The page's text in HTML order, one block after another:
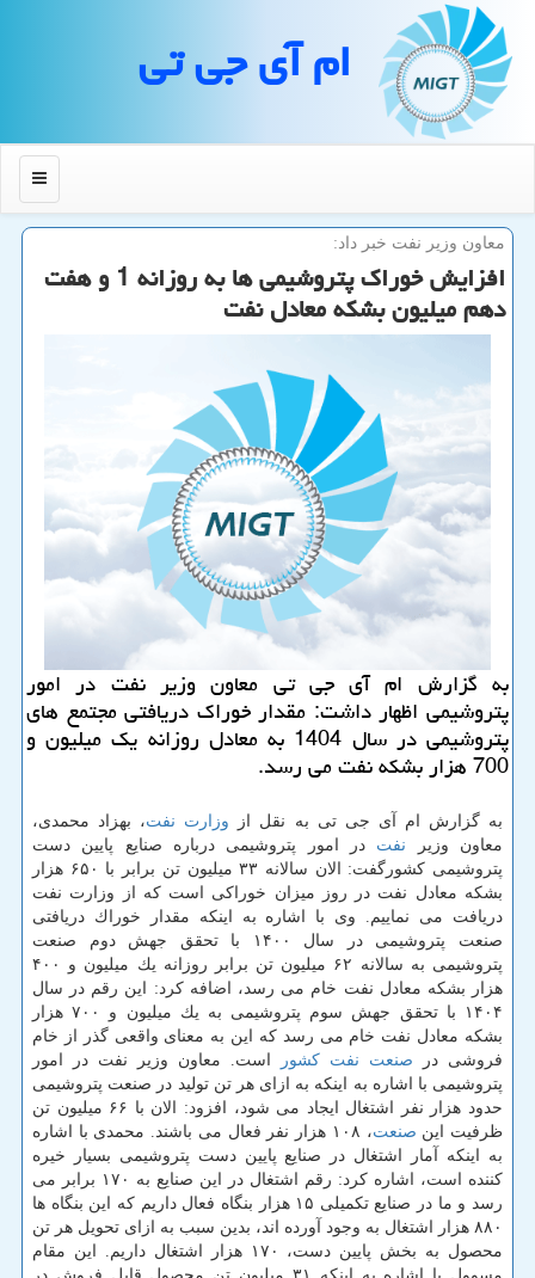
ام آی جی تی
منو
معاون وزیر نفت خبر داد:
افزایش خوراك پتروشیمی ها به روزانه 1 و هفت
دهم میلیون بشكه معادل نفت
به گزارش ام آی جی تی معاون وزیر نفت در امور
پتروشیمی اظهار داشت: مقدار خوراك دریافتی مجتمع های
پتروشیمی در سال 1404 به معادل روزانه یك میلیون و
700 هزار بشكه نفت می رسد.
به گزارش ام آی جی تی به نقل از وزارت نفت، بهزاد محمدی،
معاون وزیر نفت در امور پتروشیمی درباره صنایع پایین دست
پتروشیمی كشورگفت: الان سالانه ۳۳ میلیون تن برابر با ۶۵۰ هزار
بشكه معادل نفت در روز میزان خوراكی است كه از وزارت نفت
دریافت می نماییم. وی با اشاره به اینكه مقدار خوراك دریافتی
صنعت پتروشیمی در سال ۱۴۰۰ با تحقق جهش دوم صنعت
پتروشیمی به سالانه ۶۲ میلیون تن برابر روزانه یك میلیون و ۴۰۰
هزار بشكه معادل نفت خام می رسد، اضافه كرد: این رقم در سال
۱۴۰۴ با تحقق جهش سوم پتروشیمی به یك میلیون و ۷۰۰ هزار
بشكه معادل نفت خام می رسد كه این به معنای واقعی گذر از خام
فروشی در صنعت نفت كشور
است. معاون وزیر نفت در امور
پتروشیمی با اشاره به اینكه به ازای هر تن تولید در صنعت پتروشیمی
حدود هزار نفر اشتغال ایجاد می شود، افزود: الان با ۶۶ میلیون تن
ظرفیت این صنعت
، ۱۰۸ هزار نفر فعال می باشند. محمدی با اشاره
به اینكه آمار اشتغال در صنایع پایین دست پتروشیمی بسیار خیره
كننده است، اشاره كرد: رقم اشتغال در این صنایع به ۱۷۰ برابر می
رسد و ما در صنایع تكمیلی ۱۵ هزار بنگاه فعال داریم كه این بنگاه ها
۸۸۰ هزار اشتغال به وجود آورده اند، بدین سبب به ازای تحویل هر تن
محصول به بخش پایین دست، ۱۷۰ هزار اشتغال داریم. این مقام
مسوول با اشاره به اینكه ۳۱ میلیون تن محصول قابل فروش در